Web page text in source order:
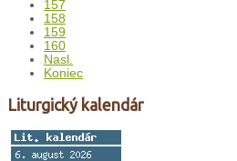
157
158
159
160
Nasl.
Koniec
Liturgický kalendár